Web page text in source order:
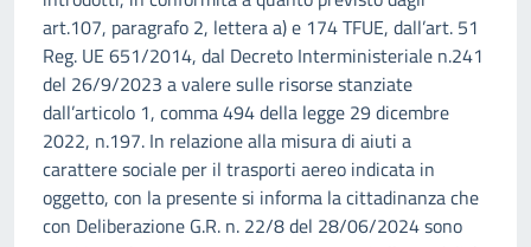
art.107, paragrafo 2, lettera a) e 174 TFUE, dall’art. 51
Reg. UE 651/2014, dal Decreto Interministeriale n.241
del 26/9/2023 a valere sulle risorse stanziate
dall’articolo 1, comma 494 della legge 29 dicembre
2022, n.197. In relazione alla misura di aiuti a
carattere sociale per il trasporti aereo indicata in
oggetto, con la presente si informa la cittadinanza che
con Deliberazione G.R. n. 22/8 del 28/06/2024 sono